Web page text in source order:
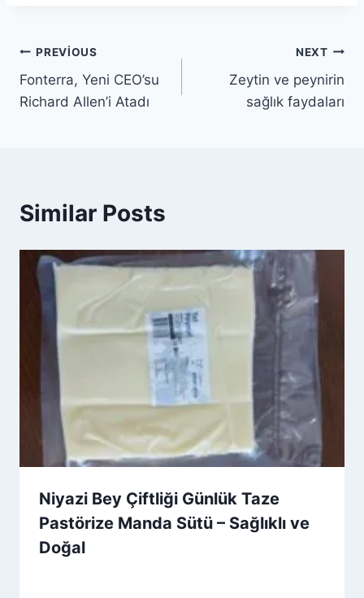
Yazı
gezinmesi
PREVIOUS
Fonterra, Yeni CEO’su
Richard Allen’i Atadı
NEXT
Zeytin ve peynirin
sağlık faydaları
Similar Posts
Niyazi Bey Çiftliği Günlük Taze
Pastörize Manda Sütü – Sağlıklı ve
Doğal